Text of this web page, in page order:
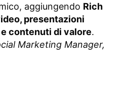
aggiungendo Rich
presentazioni
contenuti di valore.
Marketing Manager,